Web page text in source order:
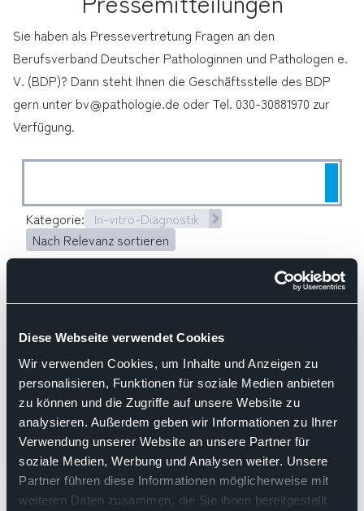
Diese Webseite verwendet Cookies
Wir verwenden Cookies, um Inhalte und Anzeigen zu
personalisieren, Funktionen für soziale Medien anbieten
zu können und die Zugriffe auf unsere Website zu
analysieren. Außerdem geben wir Informationen zu Ihrer
Verwendung unserer Website an unsere Partner für
soziale Medien, Werbung und Analysen weiter. Unsere
Partner führen diese Informationen möglicherweise mit
weiteren Daten zusammen, die Sie ihnen bereitgestellt
Sie haben als Pressevertretung Fragen an den
Berufsverband Deutscher Pathologinnen und Pathologen e.
V. (BDP)? Dann steht Ihnen die Geschäftsstelle des BDP
gern unter bv pathologie.de oder Tel. 030-30881970 zur
Verfügung.
Kategorie: In-vitro-Diagnostik
Nach Relevanz sortieren
05.03.2026
Pressemitteilung des BDP
Qualität rauf, Bürokratie runter:
Reform des Akkreditierungswesens
gefordert
Akkreditierung
Dokumentation
Flächendeckende Patientenversorgung
In-vitro-Diagnostik
Qualitätssicherung